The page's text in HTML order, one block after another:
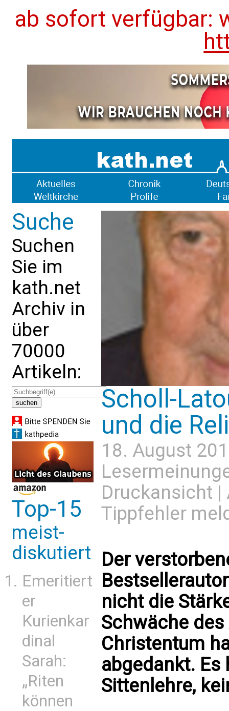
ab sofort verfügbar:
Suche
Suchen
Sie im
kath.net
Archiv in
über
70000
Artikeln:
Top-15
meist-
diskutiert
Emeritiert
er
Kurienkar
dinal
Sarah:
„Riten
können
Scholl-
und die
18. August
Druckansicht |
Tippfehler
Der
nicht die
Schwäche
Christentum
abgedankt.
Sittenlehre,